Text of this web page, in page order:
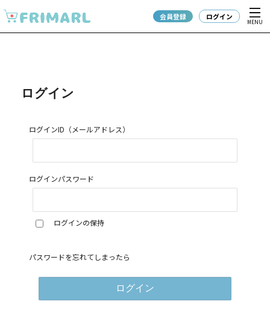
会員登録 ログイン
MENU
ログイン
ログインID（メールアドレス）
ログインパスワード
ログインの保持
パスワードを忘れてしまったら
ログイン